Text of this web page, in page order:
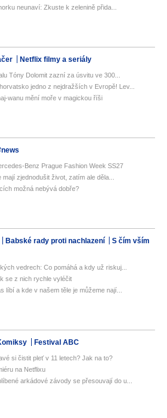
neunaví: Zkuste k zelenině přida...
Netflix filmy a seriály
Tóny Dolomit zazní za úsvitu ve 300...
jedno z nejdražších v Evropě! Lev...
wanu mění moře v magickou říši
Benz Prague Fashion Week SS27
zjednodušit život, zatím ale děla...
možná nebývá dobře?
Babské rady proti nachlazení
S čím vším
vedrech: Co pomáhá a kdy už riskuj...
se z nich rychle vyléčit
líbí a kde v našem těle je můžeme nají...
Festival ABC
si čistit pleť v 11 letech? Jak na to?
na Netflixu
arkádové závody se přesouvají do u...